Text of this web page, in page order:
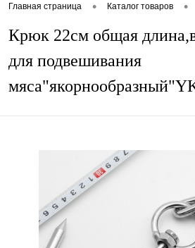
Главная страница • Каталог товаров •
Крюк 22см общая
для подвешивания